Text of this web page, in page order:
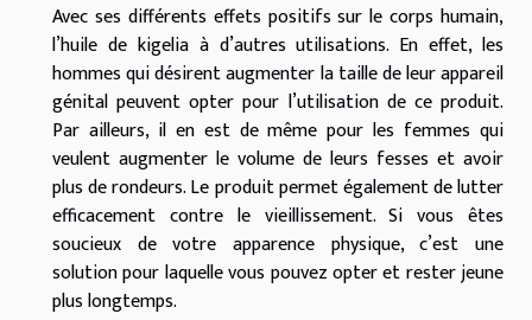
Avec ses différents effets positifs sur le corps humain,
l’huile de kigelia à d’autres utilisations. En effet, les
hommes qui désirent augmenter la taille de leur appareil
génital peuvent opter pour l’utilisation de ce produit.
Par ailleurs, il en est de même pour les femmes qui
veulent augmenter le volume de leurs fesses et avoir
plus de rondeurs. Le produit permet également de lutter
efficacement contre le vieillissement. Si vous êtes
soucieux de votre apparence physique, c’est une
solution pour laquelle vous pouvez opter et rester jeune
plus longtemps.